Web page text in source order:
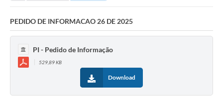
PEDIDO DE INFORMACAO 26 DE 2025
PI - Pedido de Informação
529,89 KB
Download